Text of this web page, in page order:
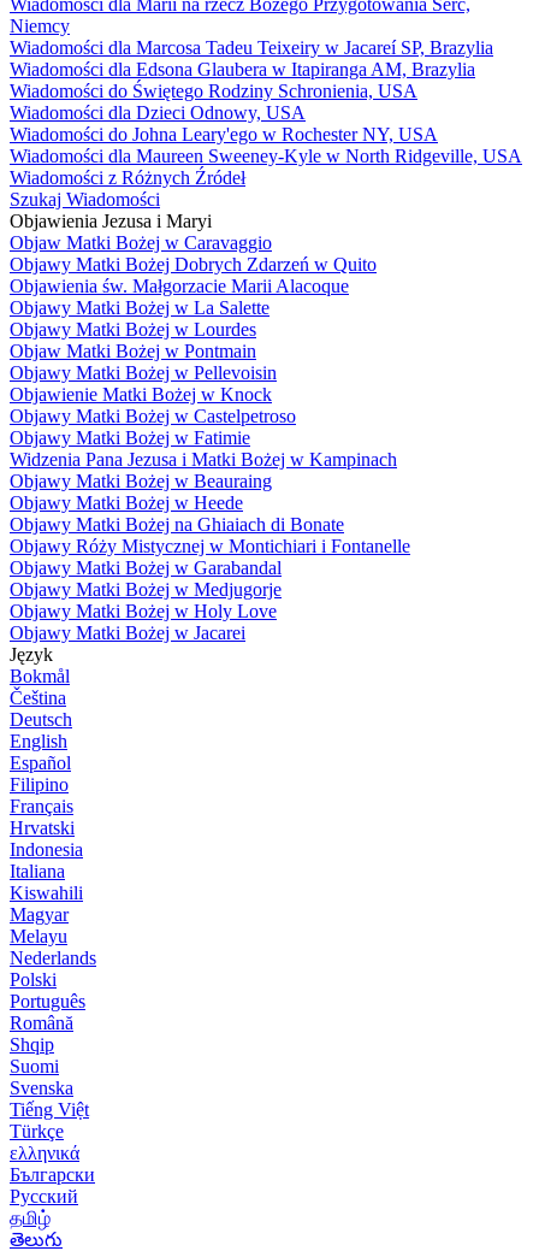
Niemcy
Wiadomości dla Marcosa Tadeu Teixeiry w Jacareí SP, Brazylia
Wiadomości dla Edsona Glaubera w Itapiranga AM, Brazylia
Wiadomości do Świętego Rodziny Schronienia, USA
Wiadomości dla Dzieci Odnowy, USA
Wiadomości do Johna Leary'ego w Rochester NY, USA
Wiadomości dla Maureen Sweeney-Kyle w North Ridgeville, USA
Wiadomości z Różnych Źródeł
Szukaj Wiadomości
Objawienia Jezusa i Maryi
Objaw Matki Bożej w Caravaggio
Objawy Matki Bożej Dobrych Zdarzeń w Quito
Objawienia św. Małgorzacie Marii Alacoque
Objawy Matki Bożej w La Salette
Objawy Matki Bożej w Lourdes
Objaw Matki Bożej w Pontmain
Objawy Matki Bożej w Pellevoisin
Objawienie Matki Bożej w Knock
Objawy Matki Bożej w Castelpetroso
Objawy Matki Bożej w Fatimie
Widzenia Pana Jezusa i Matki Bożej w Kampinach
Objawy Matki Bożej w Beauraing
Objawy Matki Bożej w Heede
Objawy Matki Bożej na Ghiaiach di Bonate
Objawy Róży Mistycznej w Montichiari i Fontanelle
Objawy Matki Bożej w Garabandal
Objawy Matki Bożej w Medjugorje
Objawy Matki Bożej w Holy Love
Objawy Matki Bożej w Jacarei
Język
Bokmål
Čeština
Deutsch
English
Español
Filipino
Français
Hrvatski
Indonesia
Italiana
Kiswahili
Magyar
Melayu
Nederlands
Polski
Português
Română
Shqip
Suomi
Svenska
Tiếng Việt
Türkçe
ελληνικά
Български
Русский
தமிழ்
తెలుగు